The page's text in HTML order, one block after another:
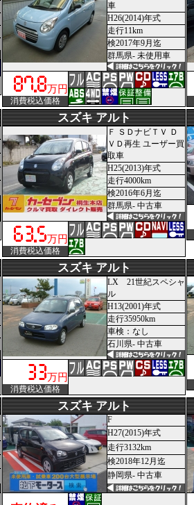
車
H26(2014)年式
走行11km
検2017年9月迄
群馬県- 未使用車
万円
消費税込価格
スズキ アルト
Ｆ ＳＤナビＴＶ Ｄ
ＶＤ再生 ユーザー買
取車
H25(2013)年式
走行4000km
検2016年6月迄
群馬県- 中古車
万円
消費税込価格
スズキ アルト
LX 21世紀スペシャ
ル
H13(2001)年式
走行35950km
車検：なし
石川県- 中古車
万円
消費税込価格
スズキ アルト
F
H27(2015)年式
走行3132km
検2018年12月迄
静岡県- 中古車